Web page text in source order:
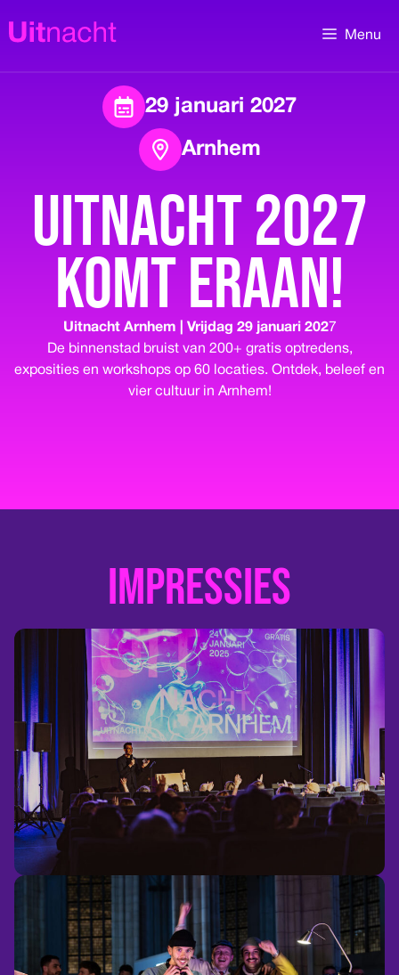
Menu
29 januari 2027
Arnhem
UITNACHT 2027
komt eraan!
Uitnacht Arnhem | Vrijdag 29 januari 2027
De binnenstad bruist van 200+ gratis optredens,
exposities en workshops op 60 locaties. Ontdek, beleef en
vier cultuur in Arnhem!
Impressies